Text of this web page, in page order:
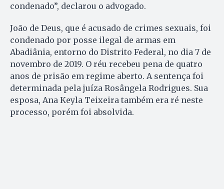
condenado”, declarou o advogado.
João de Deus, que é acusado de crimes sexuais, foi
condenado por posse ilegal de armas em
Abadiânia, entorno do Distrito Federal, no dia 7 de
novembro de 2019. O réu recebeu pena de quatro
anos de prisão em regime aberto. A sentença foi
determinada pela juíza Rosângela Rodrigues. Sua
esposa, Ana Keyla Teixeira também era ré neste
processo, porém foi absolvida.